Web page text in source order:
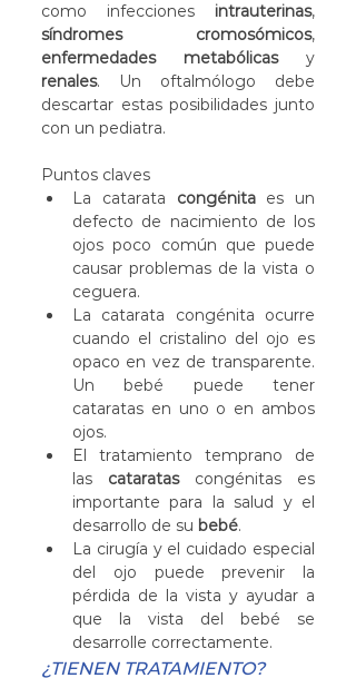
como infecciones intrauterinas
síndromes cromosómicos
enfermedades metabólicas
renales. Un oftalmólogo debe
descartar estas posibilidades junto
con un pediatra.
Puntos claves
La catarata congénita es un
defecto de nacimiento de los
ojos poco común que puede
causar problemas de la vista o
ceguera.
La catarata congénita ocurre
cuando el cristalino del ojo es
opaco en vez de transparente.
Un bebé puede tener
cataratas en uno o en ambos
ojos.
El tratamiento temprano de
las cataratas congénitas es
importante para la salud y el
desarrollo de su bebé.
La cirugía y el cuidado especial
del ojo puede prevenir la
pérdida de la vista y ayudar a
que la vista del bebé se
desarrolle correctamente.
¿TIENEN TRATAMIENTO?